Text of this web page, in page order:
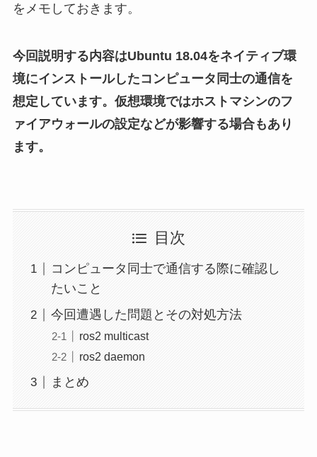
をメモしておきます。
今回説明する内容はUbuntu 18.04をネイティブ環
境にインストールしたコンピュータ同士の通信を
想定しています。仮想環境ではホストマシンのフ
ァイアウォールの設定などが影響する場合もあり
ます。
目次
コンピュータ同士で通信する際に確認し
たいこと
今回遭遇した問題とその対処方法
ros2 multicast
ros2 daemon
まとめ